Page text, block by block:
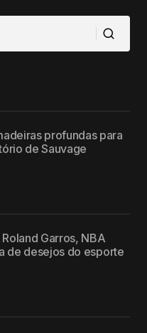
profundas para
de Sauvage
Garros, NBA
de desejos do esporte